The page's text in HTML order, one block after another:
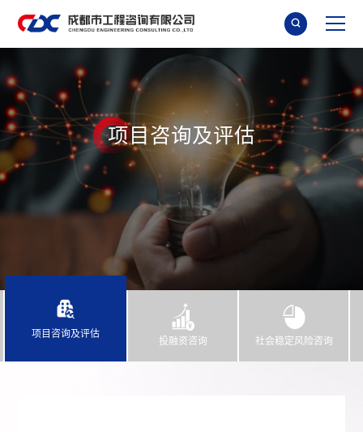

项目咨询 及评估
项目咨询及评估
投融资咨询 社会稳定风险咨询